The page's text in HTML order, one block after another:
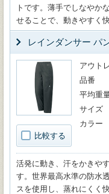
トです。薄手でしなやか
せることで、動きやすく
レインダンサー パ
比較する
アウト
品番
平均重
サイズ
カラー
活発に動き、汗をかきや
す。世界最高水準の防水
スを使用し、蒸れにくく